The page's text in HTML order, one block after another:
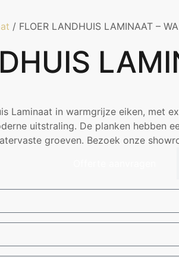
/ FLOER LANDHUIS LAMINAAT –
Laminaat in warmgrijze eiken,
uitstraling. De planken
groeven. Bezoek onze